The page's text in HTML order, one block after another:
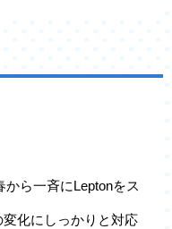
ら一斉にLeptonをス
化にしっかりと対応